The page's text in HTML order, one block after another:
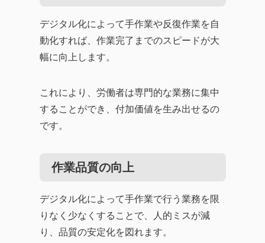
デジタル化によって手作業や反復作業を自
動化すれば、作業完了までのスピードが大
幅に向上します。
これにより、労働者は専門的な業務に集中
することができ、付加価値を生み出せるの
です。
作業品質の向上
デジタル化によって手作業で行う業務を限
りなく少なくすることで、人的ミスが減
り、品質の安定化を図れます。